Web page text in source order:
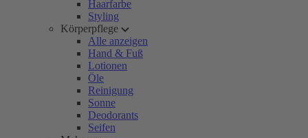
Haarfarbe
Styling
Körperpflege
Alle anzeigen
Hand & Fuß
Lotionen
Öle
Reinigung
Sonne
Deodorants
Seifen